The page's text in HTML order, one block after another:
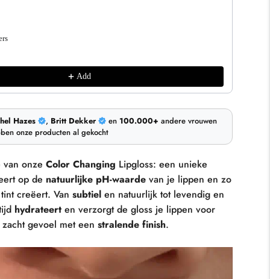
Add
Hazes , Britt Dekker en 100.000+ andere vrouwen
onze producten al gekocht
onze Color Changing Lipgloss: een unieke
op de natuurlijke pH-waardevan je lippen en zo
creëert. Van subtielen natuurlijk tot levendig en
hydrateerten verzorgt de gloss je lippen voor
gevoel met een stralende finish.